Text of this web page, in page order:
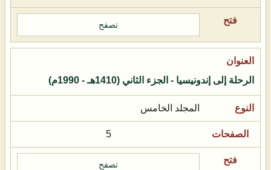
تصفح
الرحلة إلى إندونيسيا - الجزء الثاني (1410هـ - 1990م)
المجلد الخامس
5
تصفح